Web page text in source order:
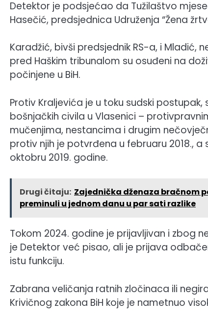
Detektor je podsjećao da Tužilaštvo
Hasečić, predsjednica Udruženja “Žena
Karadžić, bivši predsjednik RS-a, i Mladić,
pred Haškim tribunalom su osuđeni na
počinjene u BiH.
Protiv Kraljevića je u toku sudski
bošnjačkih civila u Vlasenici –
mučenjima, nestancima i drugim
protiv njih je potvrđena u februaru 2018.,
oktobru 2019. godine.
Drugi čitaju: Zajednička dženaza bračnom
preminuli u jednom danu u par sati razlike
Tokom 2024. godine je prijavljivan i zbog
je Detektor već pisao, ali je prijava
istu funkciju.
Zabrana veličanja ratnih zločinaca ili
Krivičnog zakona BiH koje je nametnuo